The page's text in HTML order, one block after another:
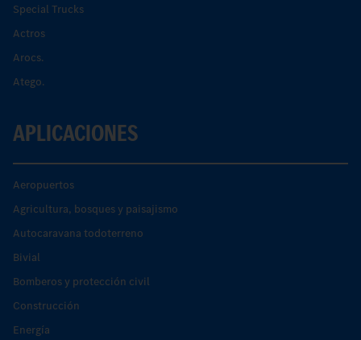
Special Trucks
Actros
Arocs.
Atego.
APLICACIONES
Aeropuertos
Agricultura, bosques y paisajismo
Autocaravana todoterreno
Bivial
Bomberos y protección civil
Construcción
Energía